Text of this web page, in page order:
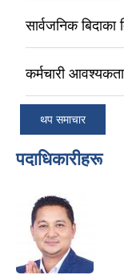
सार्वजनिक
कर्मचारी
थप समाचार
पदाधिकारीहरू